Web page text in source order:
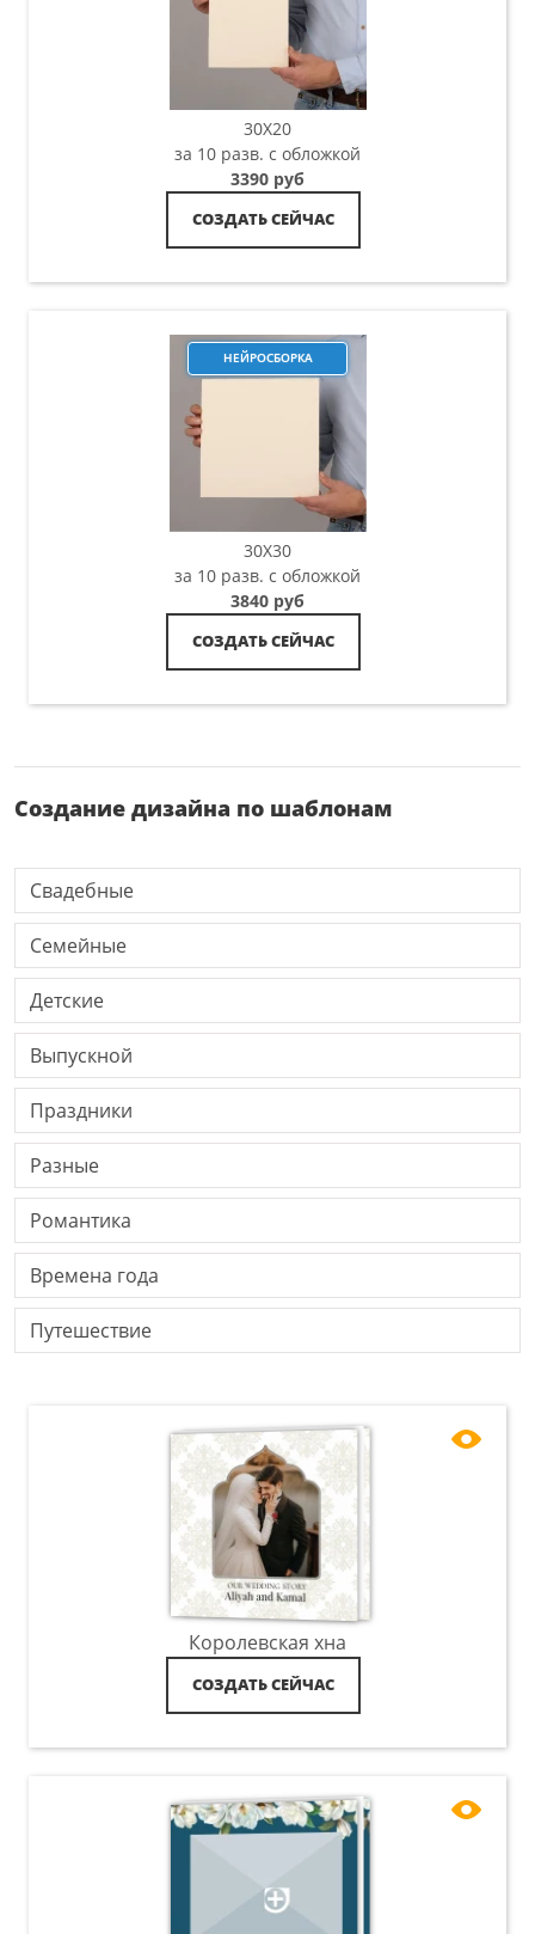
30X20
за 10 разв. с обложкой
3390 руб
СОЗДАТЬ СЕЙЧАС
НЕЙРОСБОРКА
30X30
за 10 разв. с обложкой
3840 руб
СОЗДАТЬ СЕЙЧАС
Создание дизайна по шаблонам
Свадебные
Семейные
Детские
Выпускной
Праздники
Разные
Романтика
Времена года
Путешествие
Королевская хна
СОЗДАТЬ СЕЙЧАС